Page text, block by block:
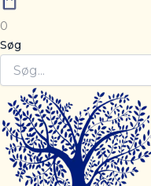
0
Søg